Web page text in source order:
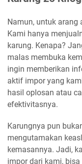
Namun, untuk arang
Kami hanya
karung. Kenapa?
malas membuka
ingin memberikan
aktif impor yang
hasil oplosan atau
efektivitasnya.
Karungnya pun
mengutamakan
kemasannya. Jadi,
impor dari kami,